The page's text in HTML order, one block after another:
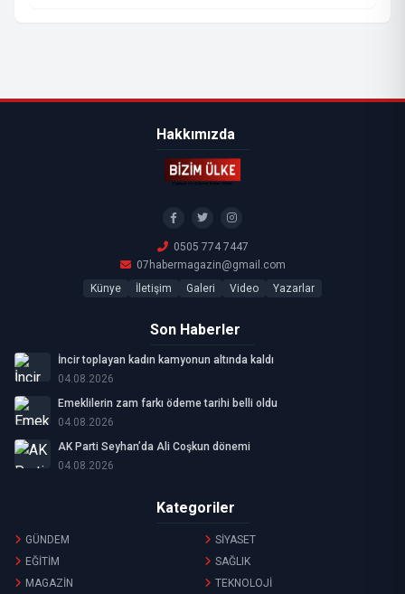
Hakkımızda
0505 774 7447
07habermagazin@gmail.com
Künye
İletişim Galeri Video Yazarlar
Son Haberler
İncir toplayan kadın kamyonun altında kaldı
04.08.2026
Emeklilerin zam farkı ödeme tarihi belli oldu
04.08.2026
AK Parti Seyhan’da Ali Coşkun dönemi
04.08.2026
Kategoriler
GÜNDEM
SİYASET
EĞİTİM
SAĞLIK
MAGAZİN
TEKNOLOJİ